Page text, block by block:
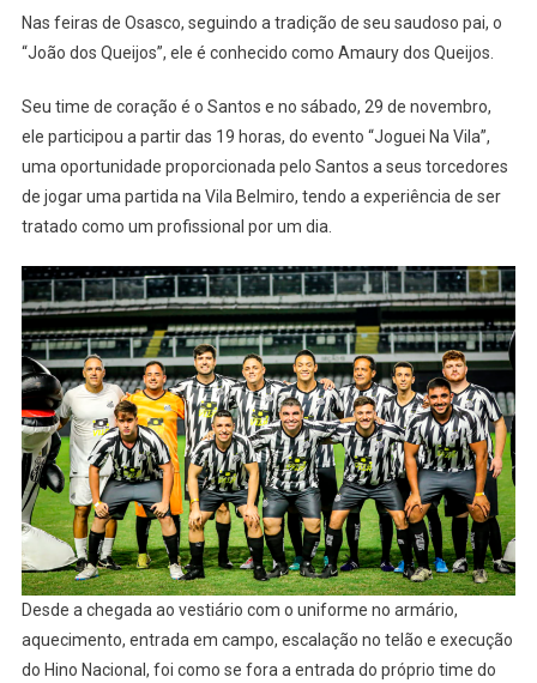
Ricardo
Realiza
Sonho
De
Jogar
Na
Vila
Famosa
Nas feiras de Osasco, seguindo a tradição de seu saudoso pai, o
“João dos Queijos”, ele é conhecido como Amaury dos Queijos.
Seu time de coração é o Santos e no sábado, 29 de novembro,
ele participou a partir das 19 horas, do evento “Joguei Na Vila”,
uma oportunidade proporcionada pelo Santos a seus torcedores
de jogar uma partida na Vila Belmiro, tendo a experiência de ser
tratado como um profissional por um dia.
Desde a chegada ao vestiário com o uniforme no armário,
aquecimento, entrada em campo, escalação no telão e execução
do Hino Nacional, foi como se fora a entrada do próprio time do